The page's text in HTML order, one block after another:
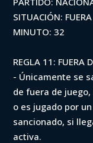
SITUACIÓN: FUERA
MINUTO: 32
REGLA 11: FUERA
- Únicamente se
de fuera de
o es jugado por
sancionado, si
activa.